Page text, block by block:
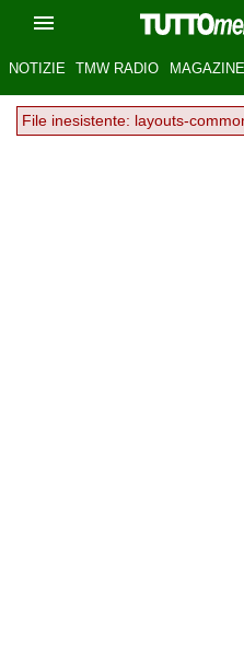
NOTIZIE TMW RADIO MAGAZINE
File inesistente: layouts-